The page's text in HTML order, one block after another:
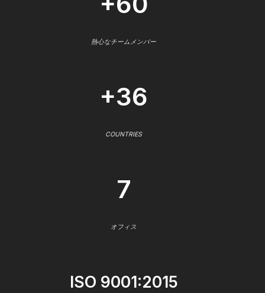
熱心なチームメンバー
+36
COUNTRIES
7
オフィス
ISO 9001:2015